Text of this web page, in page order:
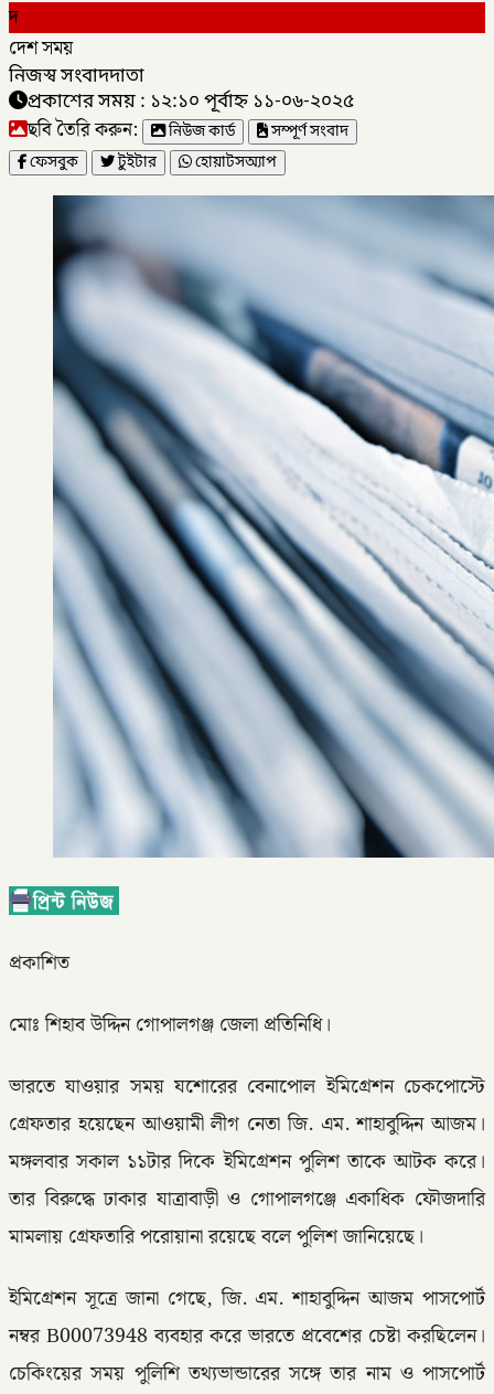
দ
দেশ সময়
নিজস্ব সংবাদদাতা
প্রকাশের সময় : ১২:১০ পূর্বাহ্ন ১১-০৬-২০২৫
ছবি তৈরি করুন: নিউজ কার্ড
সম্পূর্ণ সংবাদ
ফেসবুক
টুইটার হোয়াটসঅ্যাপ
প্রকাশিত
মোঃ শিহাব উদ্দিন গোপালগঞ্জ জেলা প্রতিনিধি।
ভারতে যাওয়ার সময় যশোরের বেনাপোল ইমিগ্রেশন চেকপোস্টে
গ্রেফতার হয়েছেন আওয়ামী লীগ নেতা জি. এম. শাহাবুদ্দিন আজম।
মঙ্গলবার সকাল ১১টার দিকে ইমিগ্রেশন পুলিশ তাকে আটক করে।
তার বিরুদ্ধে ঢাকার যাত্রাবাড়ী ও গোপালগঞ্জে একাধিক ফৌজদারি
মামলায় গ্রেফতারি পরোয়ানা রয়েছে বলে পুলিশ জানিয়েছে।
ইমিগ্রেশন সূত্রে জানা গেছে, জি. এম. শাহাবুদ্দিন আজম পাসপোর্ট
নম্বর B00073948 ব্যবহার করে ভারতে প্রবেশের চেষ্টা করছিলেন।
চেকিংয়ের সময় পুলিশি তথ্যভান্ডারের সঙ্গে তার নাম ও পাসপোর্ট